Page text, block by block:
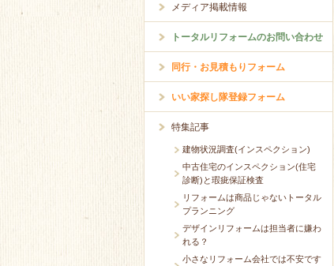
メディア掲載情報
トータルリフォームのお問い合わせ
同行・お見積もりフォーム
いい家探し隊登録フォーム
特集記事
建物状況調査(インスペクション)
中古住宅のインスペクション(住宅
診断)と瑕疵保証検査
リフォームは商品じゃないトータル
プランニング
デザインリフォームは担当者に嫌わ
れる？
小さなリフォーム会社では不安です